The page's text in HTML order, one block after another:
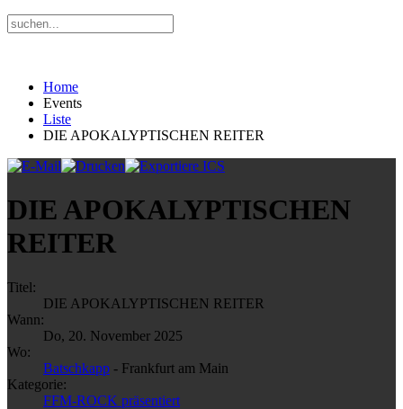
Home
Events
Liste
DIE APOKALYPTISCHEN REITER
DIE APOKALYPTISCHEN
REITER
Titel:
DIE APOKALYPTISCHEN REITER
Wann:
Do, 20. November 2025
Wo:
Batschkapp - Frankfurt am Main
Kategorie:
FFM-ROCK präsentiert